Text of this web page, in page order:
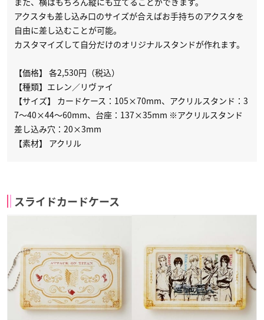
アクスタも差し込み口のサイズが合えばお手持ちのアクスタを
自由に差し込むことが可能。
カスタマイズして自分だけのオリジナルスタンドが作れます。
【価格】 各2,530円（税込）
【種類】エレン／リヴァイ
【サイズ】 カードケース：105×70mm、アクリルスタンド：3
7～40×44～60mm、台座：137×35mm ※アクリルスタンド
差し込み穴：20×3mm
【素材】 アクリル
スライドカードケース